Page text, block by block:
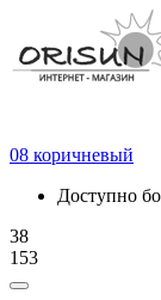
08 коричневый
Доступно
38
153